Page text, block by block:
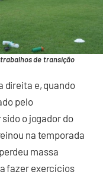
de transição
direita e, quando
pelo
o jogador do
na temporada
massa
fazer exercícios